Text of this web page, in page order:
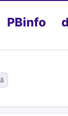
PBinfo